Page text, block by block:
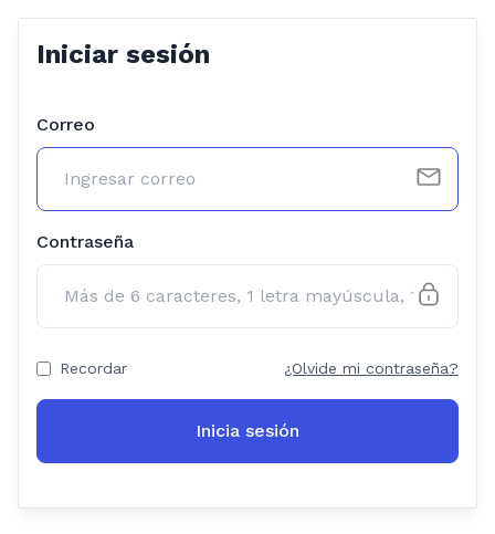
Iniciar sesión
Correo
Contraseña
Recordar ¿Olvide mi contraseña?